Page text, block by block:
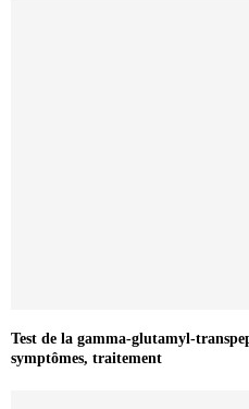
Test de la gamma-glutamyl-
symptômes, traitement